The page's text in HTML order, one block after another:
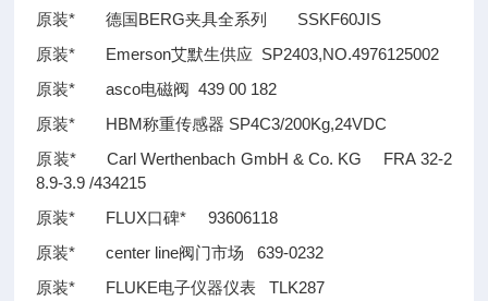
原装* 德国BERG夹具全系列 SSKF60JIS
原装* Emerson艾默生供应 SP2403,NO.4976125002
原装* asco电磁阀 439 00 182
原装* HBM称重传感器 SP4C3/200Kg,24VDC
原装* Carl Werthenbach GmbH & Co. KG FRA 32-2
8.9-3.9 /434215
原装* FLUX口碑* 93606118
原装* center line阀门市场 639-0232
原装* FLUKE电子仪器仪表 TLK287